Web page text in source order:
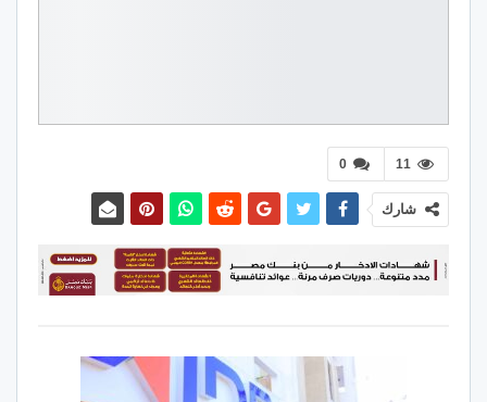
0 11
شارك